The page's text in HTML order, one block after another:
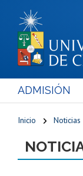
ADMISIÓN
Inicio Noticias